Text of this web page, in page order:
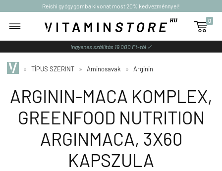
Reishi gyógygomba kivonat most 20% kedvezménnyel!

0
Ingyenes szállítás 19 000 Ft-tól ✓
» TÍPUS SZERINT » Aminosavak » Arginin
ARGININ-MACA KOMPLEX,
GREENFOOD NUTRITION
ARGINMACA, 3X60
KAPSZULA